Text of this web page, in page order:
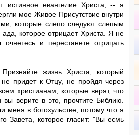
истинное евангелие Христа, -- я
мое Живое Присутствие внутри
которые слепо следуют слепым
которое отрицает Христа. Я не
и перестанете отрицать
жизнь Христа, который
не придет к Отцу, не пройдя через
христианам, которые верят, что
верите в это, прочтите Библию.
меня в богохульстве, потому что я
Завета, которое гласит: "Вы есмь